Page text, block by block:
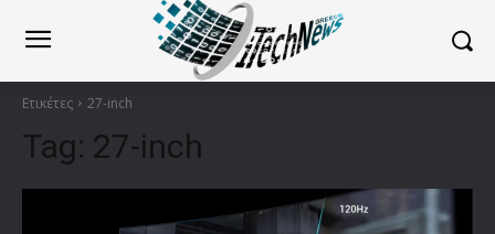
Ετικέτες 27-inch
Tag: 27-inch